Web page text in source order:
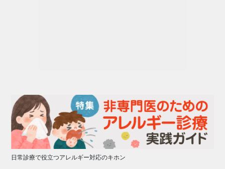
日常診療で役立つアレルギー対応のキホン